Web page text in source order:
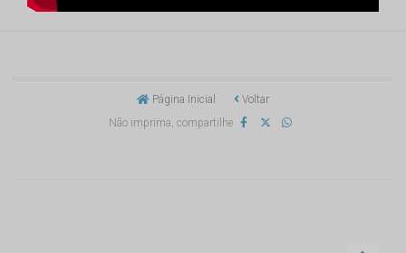
Página Inicial
Voltar
Não imprima, compartilhe